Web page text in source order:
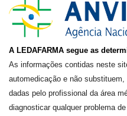
A LEDAFARMA segue as
As informações contidas neste
automedicação e não
dadas pelo profissional da área
diagnosticar qualquer problema